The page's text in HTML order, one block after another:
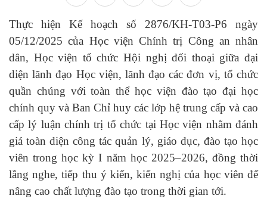
Thực hiện Kế hoạch số 2876/KH-T03-P6 ngày
05/12/2025 của Học viện Chính trị Công an nhân
dân, Học viện tổ chức Hội nghị đối thoại giữa đại
diện lãnh đạo Học viện, lãnh đạo các đơn vị, tổ chức
quần chúng với toàn thể học viện đào tạo đại học
chính quy và Ban Chỉ huy các lớp hệ trung cấp và cao
cấp lý luận chính trị tổ chức tại Học viện nhằm đánh
giá toàn diện công tác quản lý, giáo dục, đào tạo học
viên trong học kỳ I năm học 2025–2026, đồng thời
lắng nghe, tiếp thu ý kiến, kiến nghị của học viên để
nâng cao chất lượng đào tạo trong thời gian tới.